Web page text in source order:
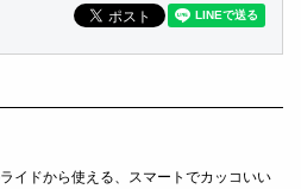
イドから使える、スマートでカッコいい